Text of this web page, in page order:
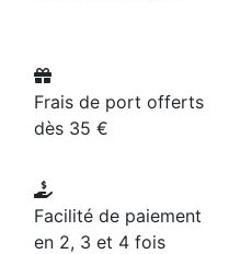
Frais de port offerts
dès 35 €
Facilité de paiement
en 2, 3 et 4 fois